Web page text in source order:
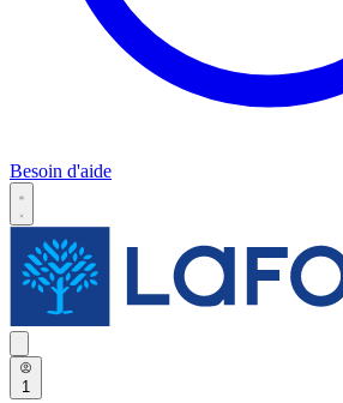
Besoin d'aide
1